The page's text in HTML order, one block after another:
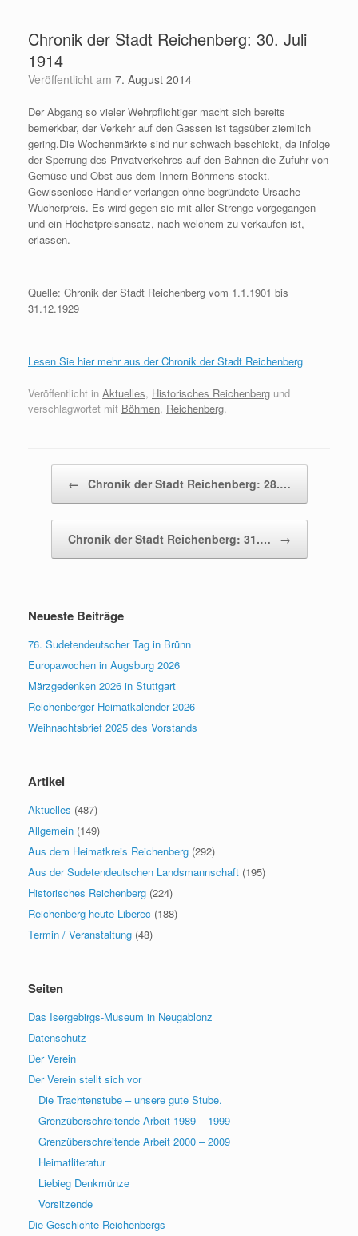
springenChronik der Stadt Reichenberg: 30. Juli
1914
Veröffentlicht am 7. August 2014
Der Abgang so vieler Wehrpflichtiger macht sich bereits
bemerkbar, der Verkehr auf den Gassen ist tagsüber ziemlich
gering.Die Wochenmärkte sind nur schwach beschickt, da infolge
der Sperrung des Privatverkehres auf den Bahnen die Zufuhr von
Gemüse und Obst aus dem Innern Böhmens stockt.
Gewissenlose Händler verlangen ohne begründete Ursache
Wucherpreis. Es wird gegen sie mit aller Strenge vorgegangen
und ein Höchstpreisansatz, nach welchem zu verkaufen ist,
erlassen.
Quelle: Chronik der Stadt Reichenberg vom 1.1.1901 bis
31.12.1929
Lesen Sie hier mehr aus der Chronik der Stadt Reichenberg
Veröffentlicht in Aktuelles, Historisches Reichenberg und
verschlagwortet mit Böhmen, Reichenberg.
← Chronik der Stadt Reichenberg: 28.…
Chronik der Stadt Reichenberg: 31.… →
Neueste Beiträge
76. Sudetendeutscher Tag in Brünn
Europawochen in Augsburg 2026
Märzgedenken 2026 in Stuttgart
Reichenberger Heimatkalender 2026
Weihnachtsbrief 2025 des Vorstands
Artikel
Aktuelles (487)
Allgemein (149)
Aus dem Heimatkreis Reichenberg (292)
Aus der Sudetendeutschen Landsmannschaft (195)
Historisches Reichenberg (224)
Reichenberg heute Liberec (188)
Termin / Veranstaltung (48)
Seiten
Das Isergebirgs-Museum in Neugablonz
Datenschutz
Der Verein
Der Verein stellt sich vor
Die Trachtenstube – unsere gute Stube.
Grenzüberschreitende Arbeit 1989 – 1999
Grenzüberschreitende Arbeit 2000 – 2009
Heimatliteratur
Liebieg Denkmünze
Vorsitzende
Die Geschichte Reichenbergs